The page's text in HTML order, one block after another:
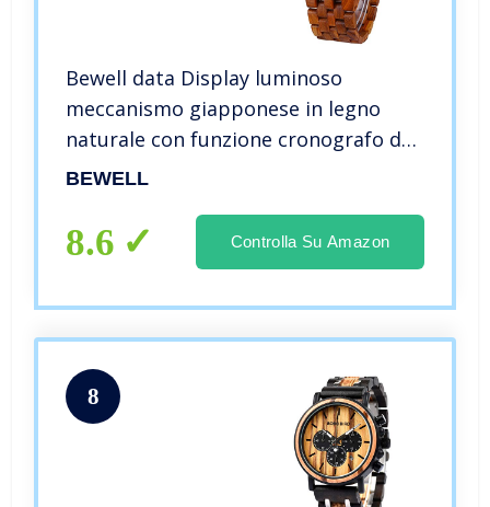
Bewell data Display luminoso
meccanismo giapponese in legno
naturale con funzione cronografo da
polso in legno uomo W109D
BEWELL
8.6 Controlla Su Amazon
8